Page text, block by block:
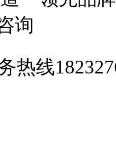
询
热线